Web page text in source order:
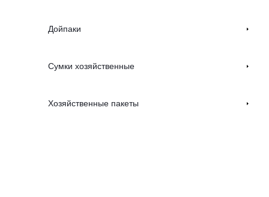
Дойпаки
Сумки хозяйственные
Хозяйственные пакеты